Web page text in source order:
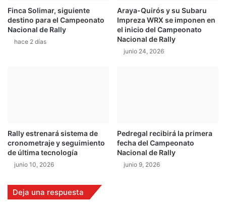
a
d
o
b
e
r
a
r
a
Finca Solimar, siguiente
destino para el Campeonato
Nacional de Rally
hace 2 días
Araya-Quirós y su Subaru
Impreza WRX se imponen en
el inicio del Campeonato
Nacional de Rally
junio 24, 2026
Rally estrenará sistema de
cronometraje y seguimiento
de última tecnología
junio 10, 2026
Pedregal recibirá la primera
fecha del Campeonato
Nacional de Rally
junio 9, 2026
Deja una respuesta